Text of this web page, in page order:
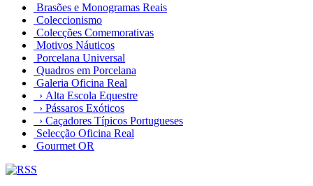
Brasões e Monogramas Reais
Coleccionismo
Colecções Comemorativas
Motivos Náuticos
Porcelana Universal
Quadros em Porcelana
Galeria Oficina Real
› Alta Escola Equestre
› Pássaros Exóticos
› Caçadores Típicos Portugueses
Selecção Oficina Real
Gourmet OR